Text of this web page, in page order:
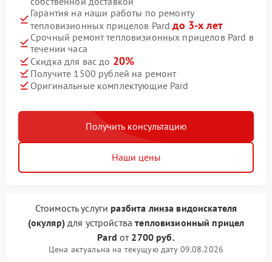
Гарантия на наши работы по ремонту
тепловизионных прицелов Pardдо 3-х лет
Срочный ремонт тепловизионных прицелов Pard в
течении часа
Скидка для вас до 20%
Получите 1500 рублей на ремонт
Оригинальные комплектующие Pard
Получить консультацию
Наши цены
Стоимость услуги разбита линза видоискателя
(окуляр) для устройстватепловизионный прицел
Pard от 2700 руб.
Цена актуальна на текущую дату 09.08.2026